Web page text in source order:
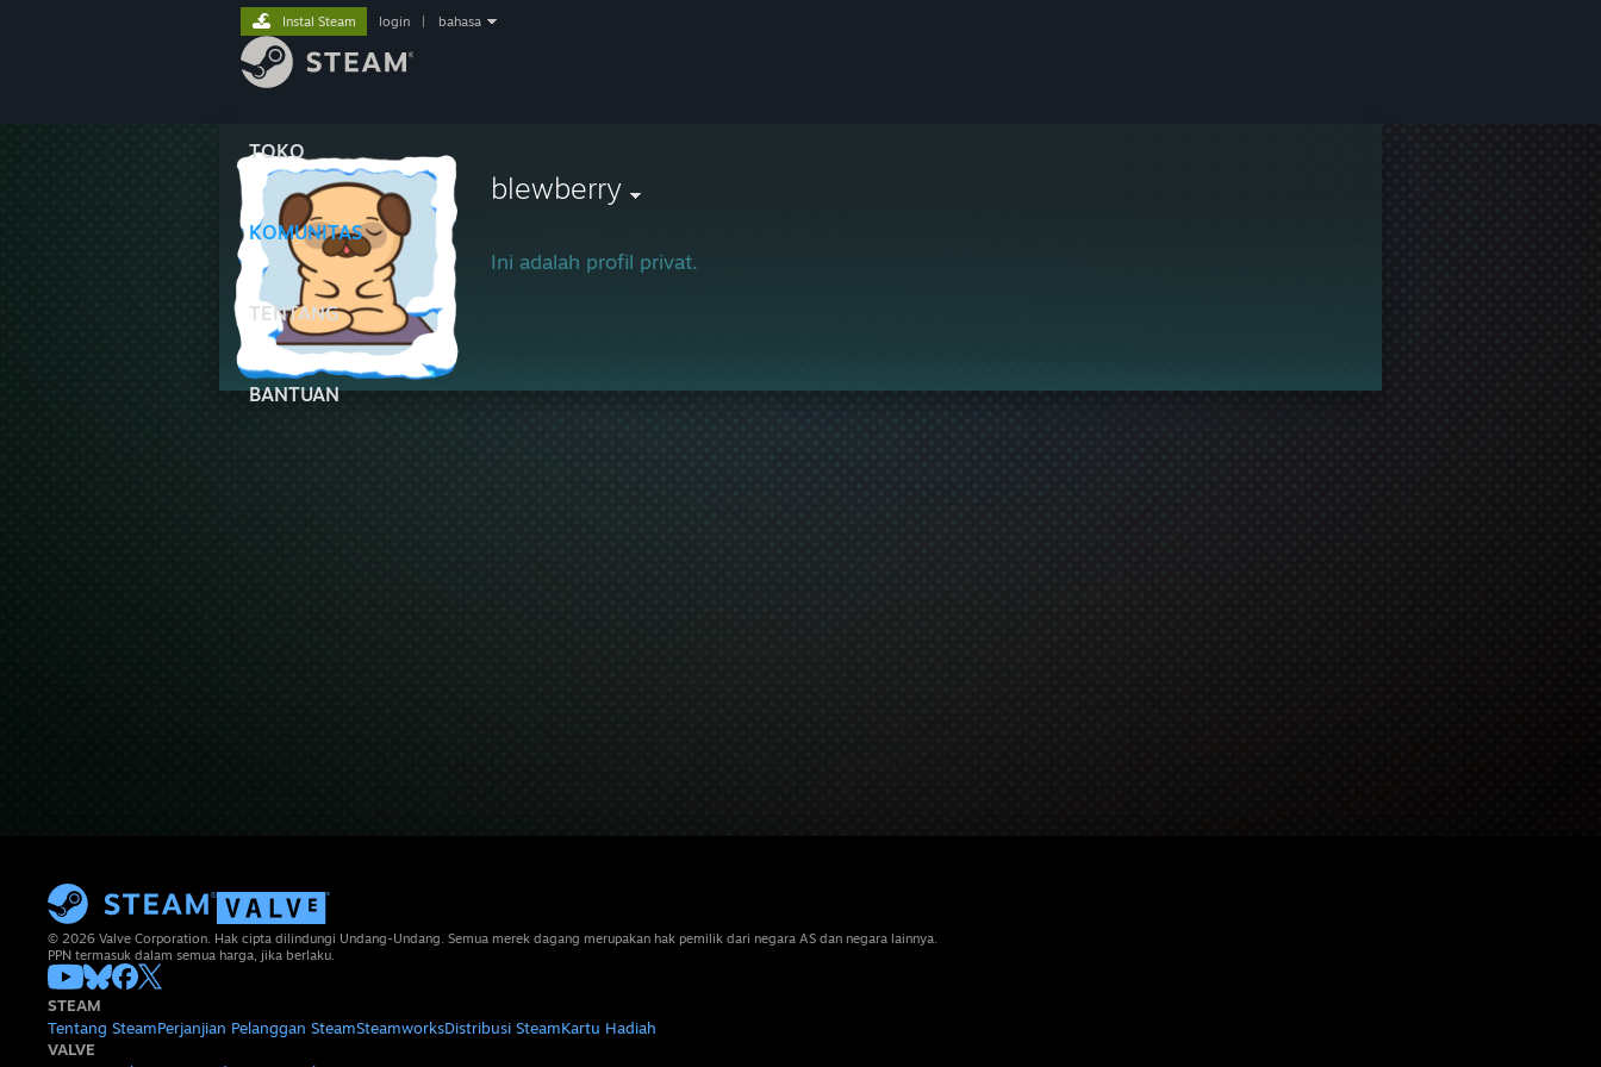
TOKO
KOMUNITAS
TENTANG
BANTUAN
Instal Steam login bahasa
blewberry
Ini adalah profil privat.
© 2026 Valve Corporation. Hak cipta dilindungi Undang-Undang. Semua merek dagang merupakan hak pemilik dari negara AS dan negara lainnya.
PPN termasuk dalam semua harga, jika berlaku.
STEAM
Tentang SteamPerjanjian Pelanggan SteamSteamworksDistribusi SteamKartu Hadiah
VALVE